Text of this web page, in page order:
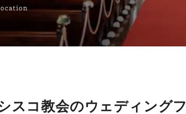
スコ教会のウェディング